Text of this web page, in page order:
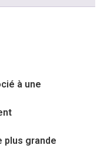
à une
plus grande